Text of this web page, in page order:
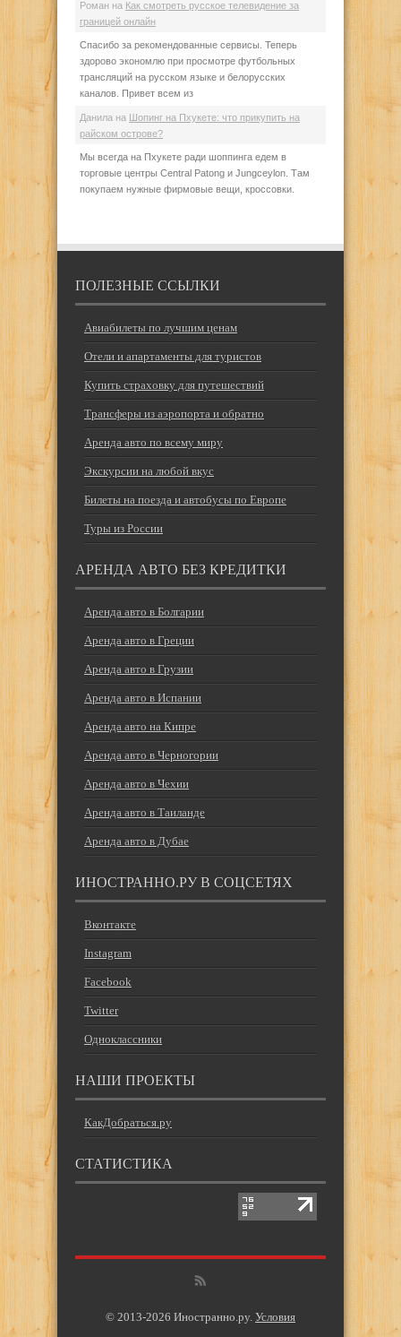
Роман на Как смотреть русское телевидение за
границей онлайн
Спасибо за рекомендованные сервисы. Теперь
здорово экономлю при просмотре футбольных
трансляций на русском языке и белорусских
каналов. Привет всем из
Данила на Шопинг на Пхукете: что прикупить на
райском острове?
Мы всегда на Пхукете ради шоппинга едем в
торговые центры Central Patong и Jungceylon. Там
покупаем нужные фирмовые вещи, кроссовки.
ПОЛЕЗНЫЕ ССЫЛКИ
Авиабилеты по лучшим ценам
Отели и апартаменты для туристов
Купить страховку для путешествий
Трансферы из аэропорта и обратно
Аренда авто по всему миру
Экскурсии на любой вкус
Билеты на поезда и автобусы по Европе
Туры из России
АРЕНДА АВТО БЕЗ КРЕДИТКИ
Аренда авто в Болгарии
Аренда авто в Греции
Аренда авто в Грузии
Аренда авто в Испании
Аренда авто на Кипре
Аренда авто в Черногории
Аренда авто в Чехии
Аренда авто в Таиланде
Аренда авто в Дубае
ИНОСТРАННО.РУ В СОЦСЕТЯХ
Вконтакте
Instagram
Facebook
Twitter
Одноклассники
НАШИ ПРОЕКТЫ
КакДобраться.ру
СТАТИСТИКА
© 2013-2026 Иностранно.ру. Условия